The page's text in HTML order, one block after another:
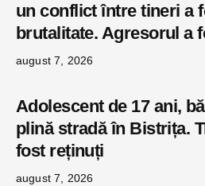
un conflict între tineri a
brutalitate. Agresorul a
august 7, 2026
Adolescent de 17 ani,
plină stradă în Bistrița.
fost reținuți
august 7, 2026